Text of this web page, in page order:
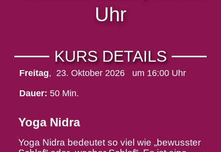
Uhr
KURS DETAILS
Freitag, 23. Oktober 2026 um 16:00 Uhr
Dauer: 50 Min.
Yoga Nidra
Yoga Nidra bedeutet so viel wie „bewusster